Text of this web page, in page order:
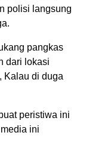
polisi langsung
pangkas
dari lokasi
Kalau di duga
peristiwa ini
ini